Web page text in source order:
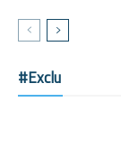
#Exclu